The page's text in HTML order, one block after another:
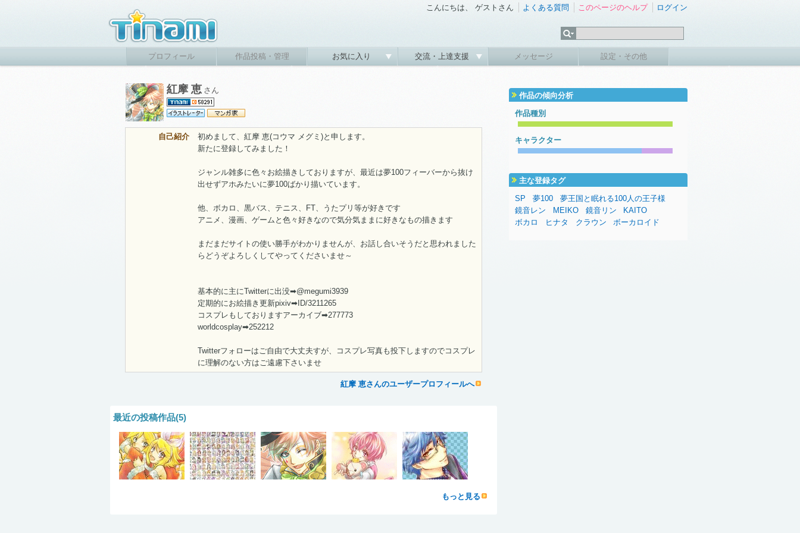
こんにちは、 ゲストさん よくある質問 このページのヘルプ ログイン
プロフィール 作品投稿・管理 お気に入り 交流・上達支援 メッセージ 設定・その他
紅摩 恵 さん
自己紹介
初めまして、紅摩 恵(コウマ メグミ)と申します。
新たに登録してみました！
ジャンル雑多に色々お絵描きしておりますが、最近は夢100フィーバーから抜け
出せずアホみたいに夢100ばかり描いています。
他、ボカロ、黒バス、テニス、FT、うたプリ等が好きです
アニメ、漫画、ゲームと色々好きなので気分気ままに好きなもの描きます
まだまだサイトの使い勝手がわかりませんが、お話し合いそうだと思われました
らどうぞよろしくしてやってくださいませ～
基本的に主にTwitterに出没➡@megumi3939
定期的にお絵描き更新pixiv➡ID/3211265
コスプレもしておりますアーカイブ➡277773
worldcosplay➡252212
Twitterフォローはご自由で大丈夫すが、コスプレ写真も投下しますのでコスプレ
に理解のない方はご遠慮下さいませ
紅摩 恵さんのユーザープロフィールへ
最近の投稿作品(5)
もっと見る
作品の傾向分析
作品種別
キャラクター
主な登録タグ
SP
夢100
夢王国と眠れる100人の王子様
鏡音レン
MEIKO 鏡音リン
KAITO
ボカロ
ヒナタ クラウン ボーカロイド